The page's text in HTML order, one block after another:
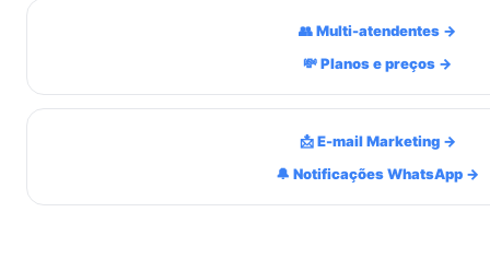
👥 Multi-atendentes →
💸 Planos e preços →
📩 E-mail Marketing →
🔔 Notificações WhatsApp →